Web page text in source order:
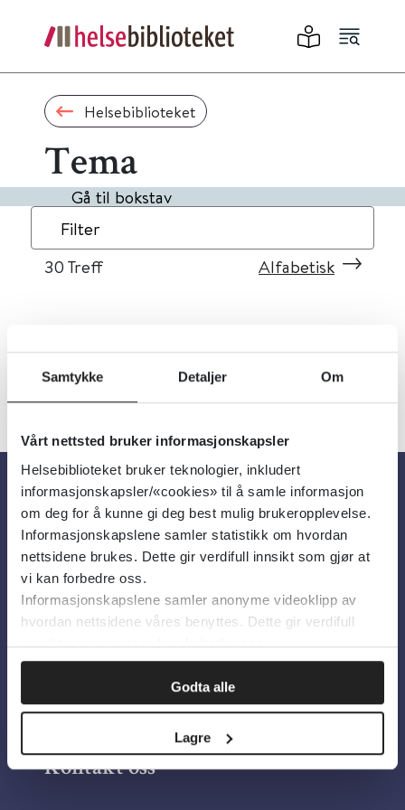
Samtykke Detaljer Om
Vårt nettsted bruker informasjonskapsler
Helsebiblioteket bruker teknologier, inkludert
informasjonskapsler/«cookies» til å samle informasjon
om deg for å kunne gi deg best mulig brukeropplevelse.
Informasjonskapslene samler statistikk om hvordan
nettsidene brukes. Dette gir verdifull innsikt som gjør at
vi kan forbedre oss.
Informasjonskapslene samler anonyme videoklipp av
hvordan nettsidene våres benyttes. Dette gir verdifull
innsikt som gjør at vi kan forbedre oss.
Godta alle
Lagre
Helsebiblioteket
Tema
Gå til bokstav
Filter
30 Treff Alfabetisk
« 1 »
Om oss
Om Helsebiblioteket
Personvern og informasjonskapsler
Tilgjengelighetserklæring
Information in English
Bilder fra Colourbox.com
Kontakt oss